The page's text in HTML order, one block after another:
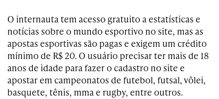
O internauta tem acesso gratuito a estatísticas e
notícias sobre o mundo esportivo no site, mas as
apostas esportivas são pagas e exigem um crédito
mínimo de R$ 20. O usuário precisar ter mais de 18
anos de idade para fazer o cadastro no site e
apostar em campeonatos de futebol, futsal, vôlei,
basquete, tênis, mma e rugby, entre outros.